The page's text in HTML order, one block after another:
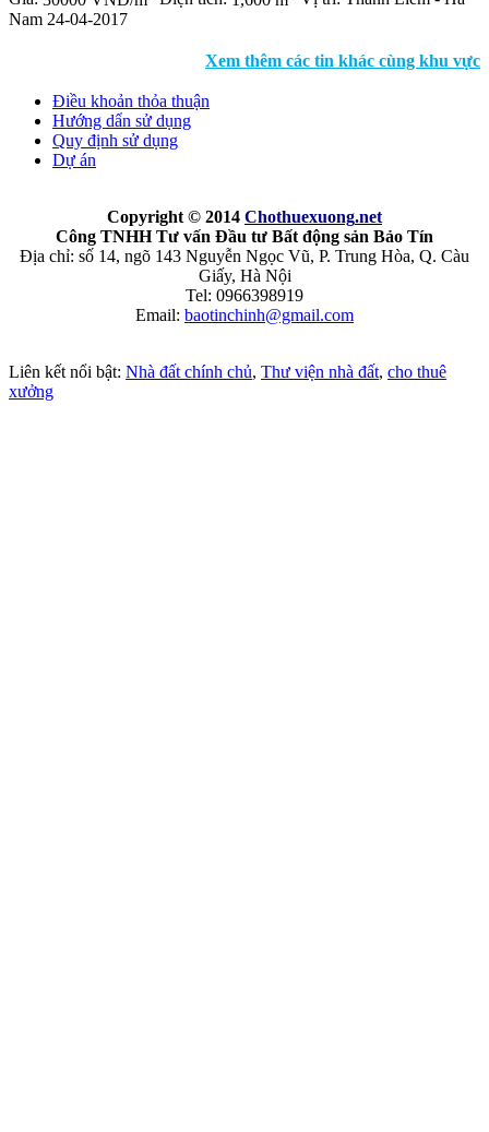
Nam 24-04-2017
Xem thêm các tin khác cùng khu vực
Điều khoản thỏa thuận
Hướng dẩn sử dụng
Quy định sử dụng
Dự án
Copyright © 2014 Chothuexuong.net
Công TNHH Tư vấn Đầu tư Bất động sản Bảo Tín
Địa chỉ: số 14, ngõ 143 Nguyễn Ngọc Vũ, P. Trung Hòa, Q. Càu
Giấy, Hà Nội
Tel: 0966398919
Email: baotinchinh@gmail.com
Liên kết nổi bật: Nhà đất chính chủ, Thư viện nhà đất, cho thuê
xưởng